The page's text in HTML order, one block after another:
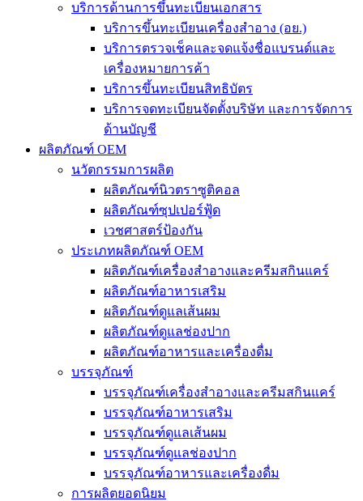
บริการด้านการขึ้นทะเบียนเอกสาร
บริการขึ้นทะเบียนเครื่องสำอาง (อย.)
บริการตรวจเช็คและจดแจ้งชื่อแบรนด์และ
เครื่องหมายการค้า
บริการขึ้นทะเบียนสิทธิบัตร
บริการจดทะเบียนจัดตั้งบริษัท และการจัดการ
ด้านบัญชี
ผลิตภัณฑ์ OEM
นวัตกรรมการผลิต
ผลิตภัณฑ์นิวตราซูติคอล
ผลิตภัณฑ์ซุปเปอร์ฟู้ด
เวชศาสตร์ป้องกัน
ประเภทผลิตภัณฑ์ OEM
ผลิตภัณฑ์เครื่องสำอางและครีมสกินแคร์
ผลิตภัณฑ์อาหารเสริม
ผลิตภัณฑ์ดูแลเส้นผม
ผลิตภัณฑ์ดูแลช่องปาก
ผลิตภัณฑ์อาหารและเครื่องดื่ม
บรรจุภัณฑ์
บรรจุภัณฑ์เครื่องสำอางและครีมสกินแคร์
บรรจุภัณฑ์อาหารเสริม
บรรจุภัณฑ์ดูแลเส้นผม
บรรจุภัณฑ์ดูแลช่องปาก
บรรจุภัณฑ์อาหารและเครื่องดื่ม
การผลิตยอดนิยม